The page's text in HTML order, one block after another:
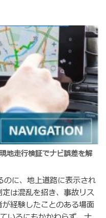
地走行検証でナビ誤差を解
に、地上道路に表示され
は混乱を招き、事故リス
経験したことのある場面